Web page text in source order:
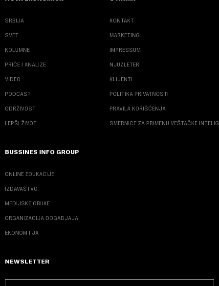
SRBIJA
SVET
KOLUMNE
PRIČE I ANALIZE
VIDEO
PODCAST
ODRŽIVOST
LEPŠI ŽIVOT
KONTAKT
MARKETING
IMPRESSUM
NJUZLETER
KLIJENTI
POLITIKA PRIVATNOSTI
PRAVILA KORIŠĆENJA
SMERNICE ZA PRIMENU VEŠTAČKE
BUSSINES INFO GROUP
ONLINE EDUKACIJE
IZDAVAŠTVO
MEDIJSKE OBUKE
ORGANIZACIJA DOGADJAJA
EKONOM I JA
NEWSLETTER